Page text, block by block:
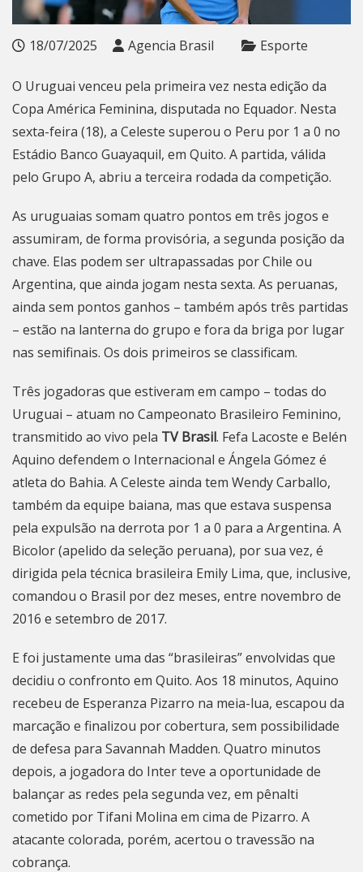
18/07/2025 Agencia Brasil Esporte
O Uruguai venceu pela primeira vez nesta edição da
Copa América Feminina, disputada no Equador. Nesta
sexta-feira (18), a Celeste superou o Peru por 1 a 0 no
Estádio Banco Guayaquil, em Quito. A partida, válida
pelo Grupo A, abriu a terceira rodada da competição.
As uruguaias somam quatro pontos em três jogos e
assumiram, de forma provisória, a segunda posição da
chave. Elas podem ser ultrapassadas por Chile ou
Argentina, que ainda jogam nesta sexta. As peruanas,
ainda sem pontos ganhos – também após três partidas
– estão na lanterna do grupo e fora da briga por lugar
nas semifinais. Os dois primeiros se classificam.
Três jogadoras que estiveram em campo – todas do
Uruguai – atuam no Campeonato Brasileiro Feminino,
transmitido ao vivo pela TV Brasil. Fefa Lacoste e Belén
Aquino defendem o Internacional e Ángela Gómez é
atleta do Bahia. A Celeste ainda tem Wendy Carballo,
também da equipe baiana, mas que estava suspensa
pela expulsão na derrota por 1 a 0 para a Argentina. A
Bicolor (apelido da seleção peruana), por sua vez, é
dirigida pela técnica brasileira Emily Lima, que, inclusive,
comandou o Brasil por dez meses, entre novembro de
2016 e setembro de 2017.
E foi justamente uma das “brasileiras” envolvidas que
decidiu o confronto em Quito. Aos 18 minutos, Aquino
recebeu de Esperanza Pizarro na meia-lua, escapou da
marcação e finalizou por cobertura, sem possibilidade
de defesa para Savannah Madden. Quatro minutos
depois, a jogadora do Inter teve a oportunidade de
balançar as redes pela segunda vez, em pênalti
cometido por Tifani Molina em cima de Pizarro. A
atacante colorada, porém, acertou o travessão na
cobrança.